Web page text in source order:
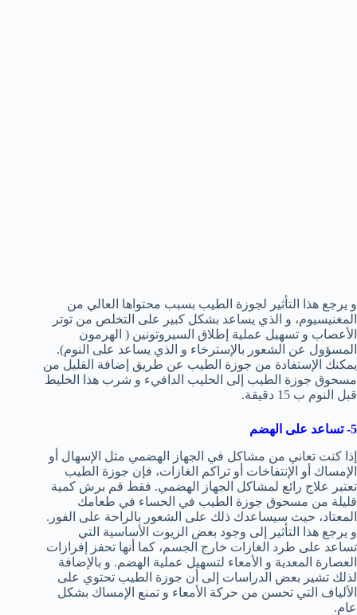
و يرجع هذا التأثير لجوزة الطيب بسبب محتواها العالي من
المغنيسيوم، و الذي يساعد بشكل كبير على التخلص من توتر
الأعصاب و تسهيل عملية إطلاق السيروتونين ( الهرمون
المسؤول عن الشعور بالإسترخاء و الذي يساعد على النوم).
يمكنك الإستفادة من جوزة الطيب عن طريق إضافة القليل من
مسحوق جوزة الطيب إلى الحليب الدافيء و شرب هذا الخليط
قبل النوم ب 15 دقيقة.
5- تساعد على الهضم
إذا كنت تعاني من مشاكل في الجهاز الهضمي مثل الإسهال أو
الإمساك أو الإنتفاخات أو تراكم الغازات، فإن جوزة الطيب
تعتبر علاج رائع لمشاكل الجهاز الهضمي. فقط قم برش كمية
قليلة من مسحوق جوزة الطيب في الحساء في طعامك
المعتاد، حيث سيساعدك ذلك على الشعور بالراحة على الفور.
و يرجع هذا التأثير إلى وجود بعض الزيوت الأساسية التي
تساعد على طرد الغازات خارج الجسم، كما أنها تحفز إفرازات
العصارة المعدية و الأمعاء لتسهيل عملية الهضم. و بالإضافة
لذلك تشير بعض الدراسات إلى أن جوزة الطيب تحتوي على
الألياف التي تحسن من حركة الأمعاء و تمنع الإمساك بشكل
عام.